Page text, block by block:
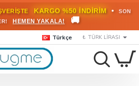
KARGO %50 İNDİRİM •
SON
HEMEN YAKALA! 🚚
Türkçe ₺ TÜRK LIRASI